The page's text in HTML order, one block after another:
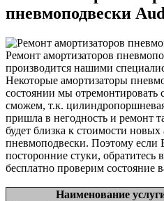
пневмоподвески
Ремонт амортизаторов
производится нашими
Некоторые амортизаторы
состоянии мы
сможем, т.к.
пришла в негодность и ремонт
будет близка к стоимости новых
пневмоподвески. Поэтому если
посторонние стуки,
бесплатно проверим состояние
Наименование